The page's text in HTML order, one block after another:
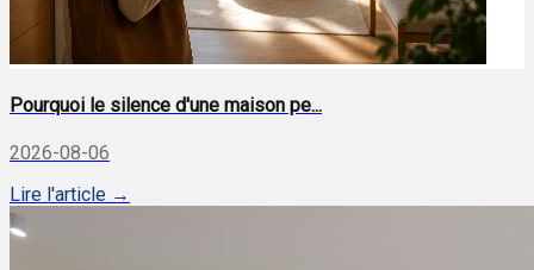
Pourquoi le silence d'une maison pe...
2026-08-06
Lire l'article →